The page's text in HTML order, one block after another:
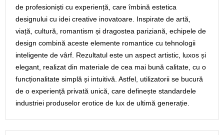
de profesioniști cu experiență, care îmbină estetica
designului cu idei creative inovatoare. Inspirate de artă,
viață, cultură, romantism și dragostea pariziană, echipele de
design combină aceste elemente romantice cu tehnologii
inteligente de vârf. Rezultatul este un aspect artistic, luxos și
elegant, realizat din materiale de cea mai bună calitate, cu o
funcționalitate simplă și intuitivă. Astfel, utilizatorii se bucură
de o experiență privată unică, care definește standardele
industriei produselor erotice de lux de ultimă generație.